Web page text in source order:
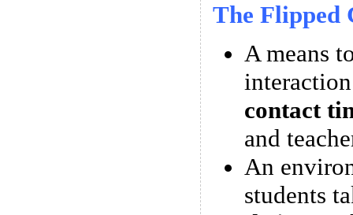
The Flipped
A means
contact
and
An
students